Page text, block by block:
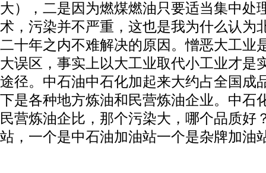
大），二是因为燃煤燃油只要适当集中处
术，污染并不严重，这也是我为什么认为
二十年之内不难解决的原因。憎恶大工业
大误区，事实上以大工业取代小工业才是
途径。中石油中石化加起来大约占全国成
下是各种地方炼油和民营炼油企业。中石
民营炼油企比，那个污染大，哪个品质好
站，一个是中石油加油站一个是杂牌加油